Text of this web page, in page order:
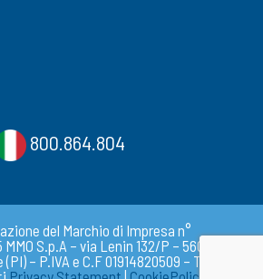
800.864.804
del Marchio di Impresa n°
S.p.A – via Lenin 132/P – 56017 –
– P.IVA e C.F 01914820509 – Tutti i